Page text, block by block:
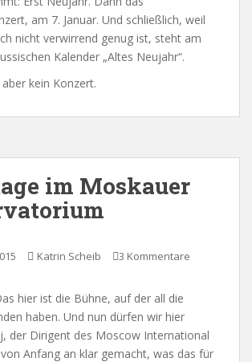
am 7. Januar. Und schließlich, weil
nicht verwirrend genug ist, steht am
Kalender „Altes Neujahr“.
aber kein Konzert.
im Moskauer
Katrin Scheib 3 Kommentare
hier ist die Bühne, auf der all die
haben. Und nun dürfen wir hier
der Dirigent des Moscow International
Anfang an klar gemacht, was das für